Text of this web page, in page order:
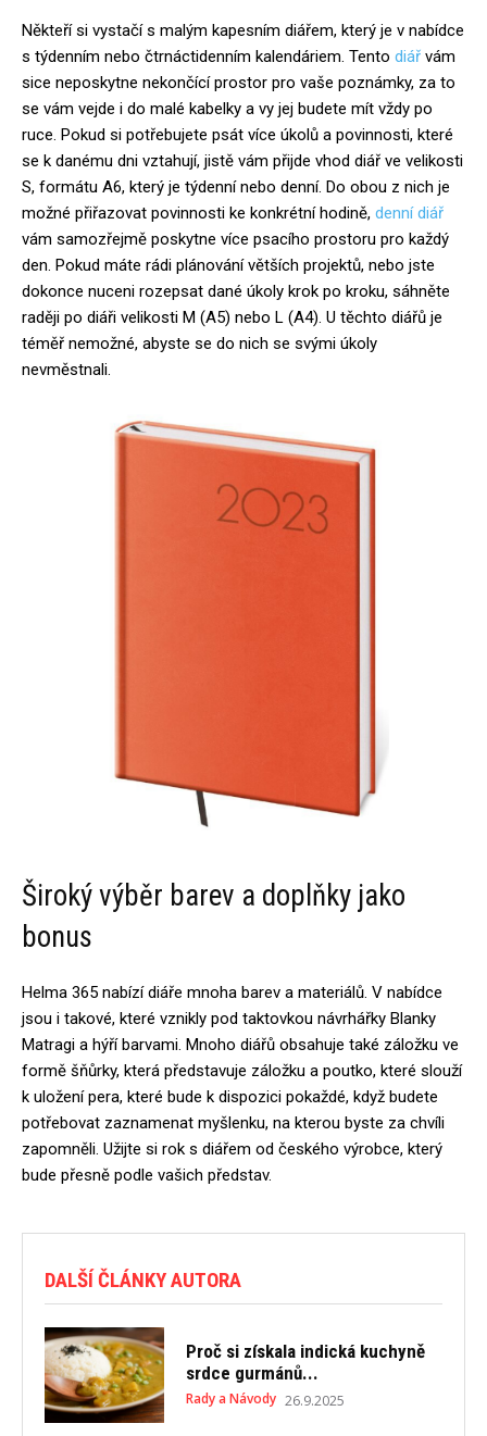
Někteří si vystačí s malým kapesním diářem, který je v nabídce
s týdenním nebo čtrnáctidenním kalendáriem. Tento diář vám
sice neposkytne nekončící prostor pro vaše poznámky, za to
se vám vejde i do malé kabelky a vy jej budete mít vždy po
ruce. Pokud si potřebujete psát více úkolů a povinnosti, které
se k danému dni vztahují, jistě vám přijde vhod diář ve velikosti
S, formátu A6, který je týdenní nebo denní. Do obou z nich je
možné přiřazovat povinnosti ke konkrétní hodině, denní diář
vám samozřejmě poskytne více psacího prostoru pro každý
den. Pokud máte rádi plánování větších projektů, nebo jste
dokonce nuceni rozepsat dané úkoly krok po kroku, sáhněte
raději po diáři velikosti M (A5) nebo L (A4). U těchto diářů je
téměř nemožné, abyste se do nich se svými úkoly
nevměstnali.
Široký výběr barev a doplňky jako
bonus
Helma 365 nabízí diáře mnoha barev a materiálů. V nabídce
jsou i takové, které vznikly pod taktovkou návrhářky Blanky
Matragi a hýří barvami. Mnoho diářů obsahuje také záložku ve
formě šňůrky, která představuje záložku a poutko, které slouží
k uložení pera, které bude k dispozici pokaždé, když budete
potřebovat zaznamenat myšlenku, na kterou byste za chvíli
zapomněli. Užijte si rok s diářem od českého výrobce, který
bude přesně podle vašich představ.
DALŠÍ ČLÁNKY AUTORA
Proč si získala indická kuchyně
srdce gurmánů...
Rady a Návody 26.9.2025